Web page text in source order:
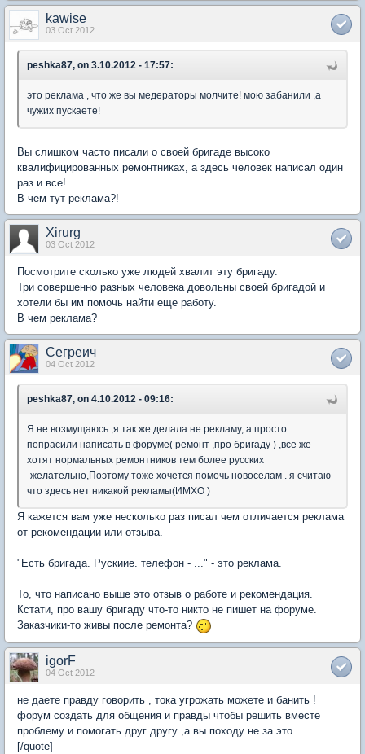
kawise
03 Oct 2012
peshka87, on 3.10.2012 - 17:57:
это реклама , что же вы медераторы молчите! мою забанили ,а
чужих пускаете!
Вы слишком часто писали о своей бригаде высоко
квалифицированных ремонтниках, а здесь человек написал один
раз и все!
В чем тут реклама?!
Xirurg
03 Oct 2012
Посмотрите сколько уже людей хвалит эту бригаду.
Три совершенно разных человека довольны своей бригадой и
хотели бы им помочь найти еще работу.
В чем реклама?
Сегреич
04 Oct 2012
peshka87, on 4.10.2012 - 09:16:
Я не возмущаюсь ,я так же делала не рекламу, а просто
попрасили написать в форуме( ремонт ,про бригаду ) ,все же
хотят нормальных ремонтников тем более русских
-желательно,Поэтому тоже хочется помочь новоселам . я считаю
что здесь нет никакой рекламы(ИМХО )
Я кажется вам уже несколько раз писал чем отличается реклама
от рекомендации или отзыва.
"Есть бригада. Рускиие. телефон - ..." - это реклама.
То, что написано выше это отзыв о работе и рекомендация.
Кстати, про вашу бригаду что-то никто не пишет на форуме.
Заказчики-то живы после ремонта?
igorF
04 Oct 2012
не даете правду говорить , тока угрожать можете и банить !
форум создать для общения и правды чтобы решить вместе
проблему и помогать друг другу ,а вы походу не за это
[/quote]